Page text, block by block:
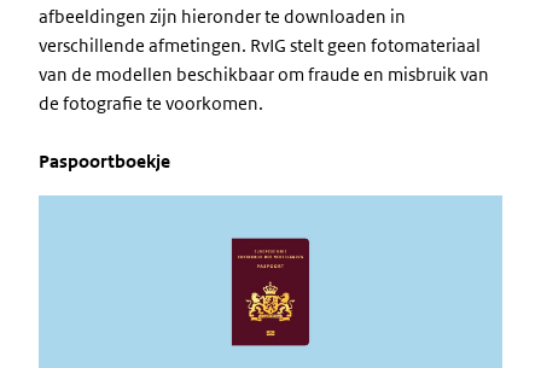
afbeeldingen zijn hieronder te downloaden in
verschillende afmetingen. RvIG stelt geen fotomateriaal
van de modellen beschikbaar om fraude en misbruik van
de fotografie te voorkomen.
Paspoortboekje
Image